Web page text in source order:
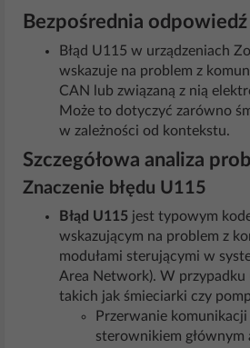
Bezpośrednia
Błąd U115 w urządzeniach
wskazuje na problem z
CAN lub związaną z nią
Może to dotyczyć zarówno
w zależności od kontekstu.
Szczegółowa analiza
Znaczenie błędu U115
Błąd U115 jest typowym
wskazującym na problem z
modułami sterującymi w
Area Network). W przypadku
takich jak śmieciarki czy
Przerwanie komunikacji
sterownikiem głównym